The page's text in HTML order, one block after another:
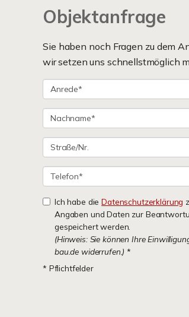
Objektanfrage
Sie haben noch Fragen zu dem
wir setzen uns schnellstmöglich
Ich habe dieDatenschutzerklärung
Angaben und Daten zur
gespeichert werden.
(Hinweis: Sie können Ihre
bau.de widerrufen.) *
* Pflichtfelder